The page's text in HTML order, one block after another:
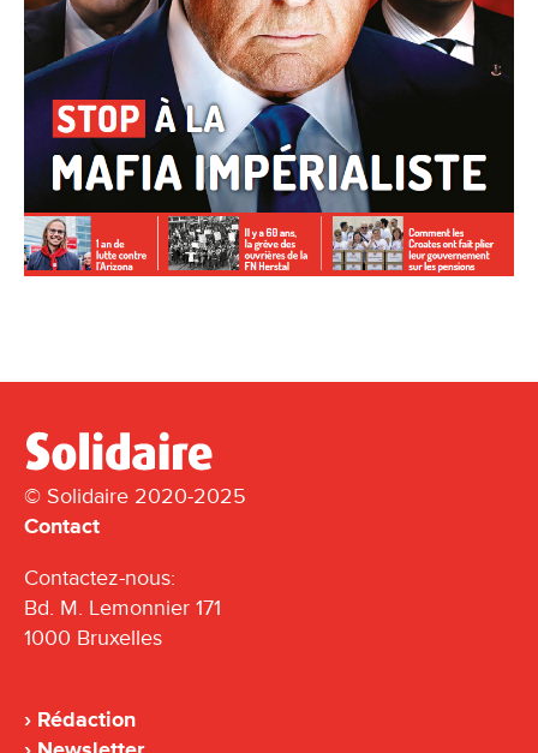
© Solidaire 2020-2025
Contact
Contactez-nous:
Bd. M. Lemonnier 171
1000 Bruxelles
Rédaction